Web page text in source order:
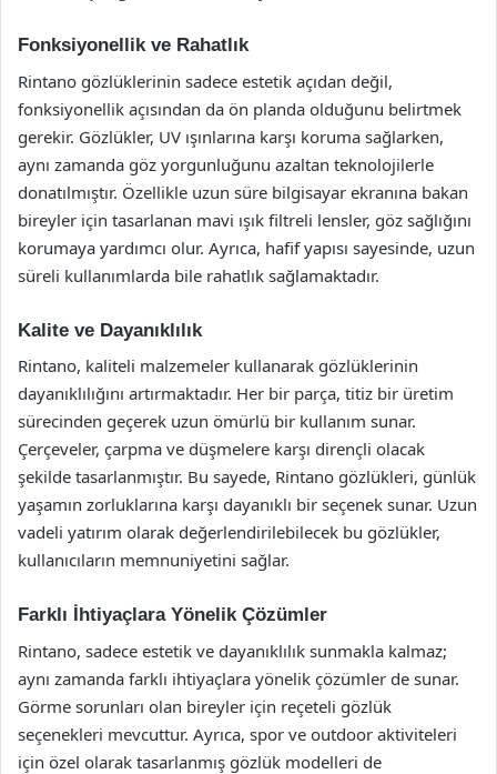
Fonksiyonellik ve Rahatlık
Rintano gözlüklerinin sadece estetik açıdan değil,
fonksiyonellik açısından da ön planda olduğunu belirtmek
gerekir. Gözlükler, UV ışınlarına karşı koruma sağlarken,
aynı zamanda göz yorgunluğunu azaltan teknolojilerle
donatılmıştır. Özellikle uzun süre bilgisayar ekranına bakan
bireyler için tasarlanan mavi ışık filtreli lensler, göz sağlığını
korumaya yardımcı olur. Ayrıca, hafif yapısı sayesinde, uzun
süreli kullanımlarda bile rahatlık sağlamaktadır.
Kalite ve Dayanıklılık
Rintano, kaliteli malzemeler kullanarak gözlüklerinin
dayanıklılığını artırmaktadır. Her bir parça, titiz bir üretim
sürecinden geçerek uzun ömürlü bir kullanım sunar.
Çerçeveler, çarpma ve düşmelere karşı dirençli olacak
şekilde tasarlanmıştır. Bu sayede, Rintano gözlükleri, günlük
yaşamın zorluklarına karşı dayanıklı bir seçenek sunar. Uzun
vadeli yatırım olarak değerlendirilebilecek bu gözlükler,
kullanıcıların memnuniyetini sağlar.
Farklı İhtiyaçlara Yönelik Çözümler
Rintano, sadece estetik ve dayanıklılık sunmakla kalmaz;
aynı zamanda farklı ihtiyaçlara yönelik çözümler de sunar.
Görme sorunları olan bireyler için reçeteli gözlük
seçenekleri mevcuttur. Ayrıca, spor ve outdoor aktiviteleri
için özel olarak tasarlanmış gözlük modelleri de